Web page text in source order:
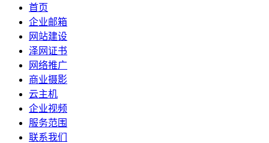
首页
企业邮箱
网站建设
泽网证书
网络推广
商业摄影
云主机
企业视频
服务范围
联系我们